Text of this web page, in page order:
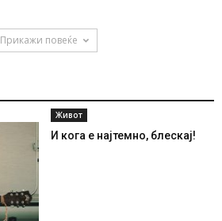
Прикажи повеќе
Живот
И кога е најтемно, блескај!